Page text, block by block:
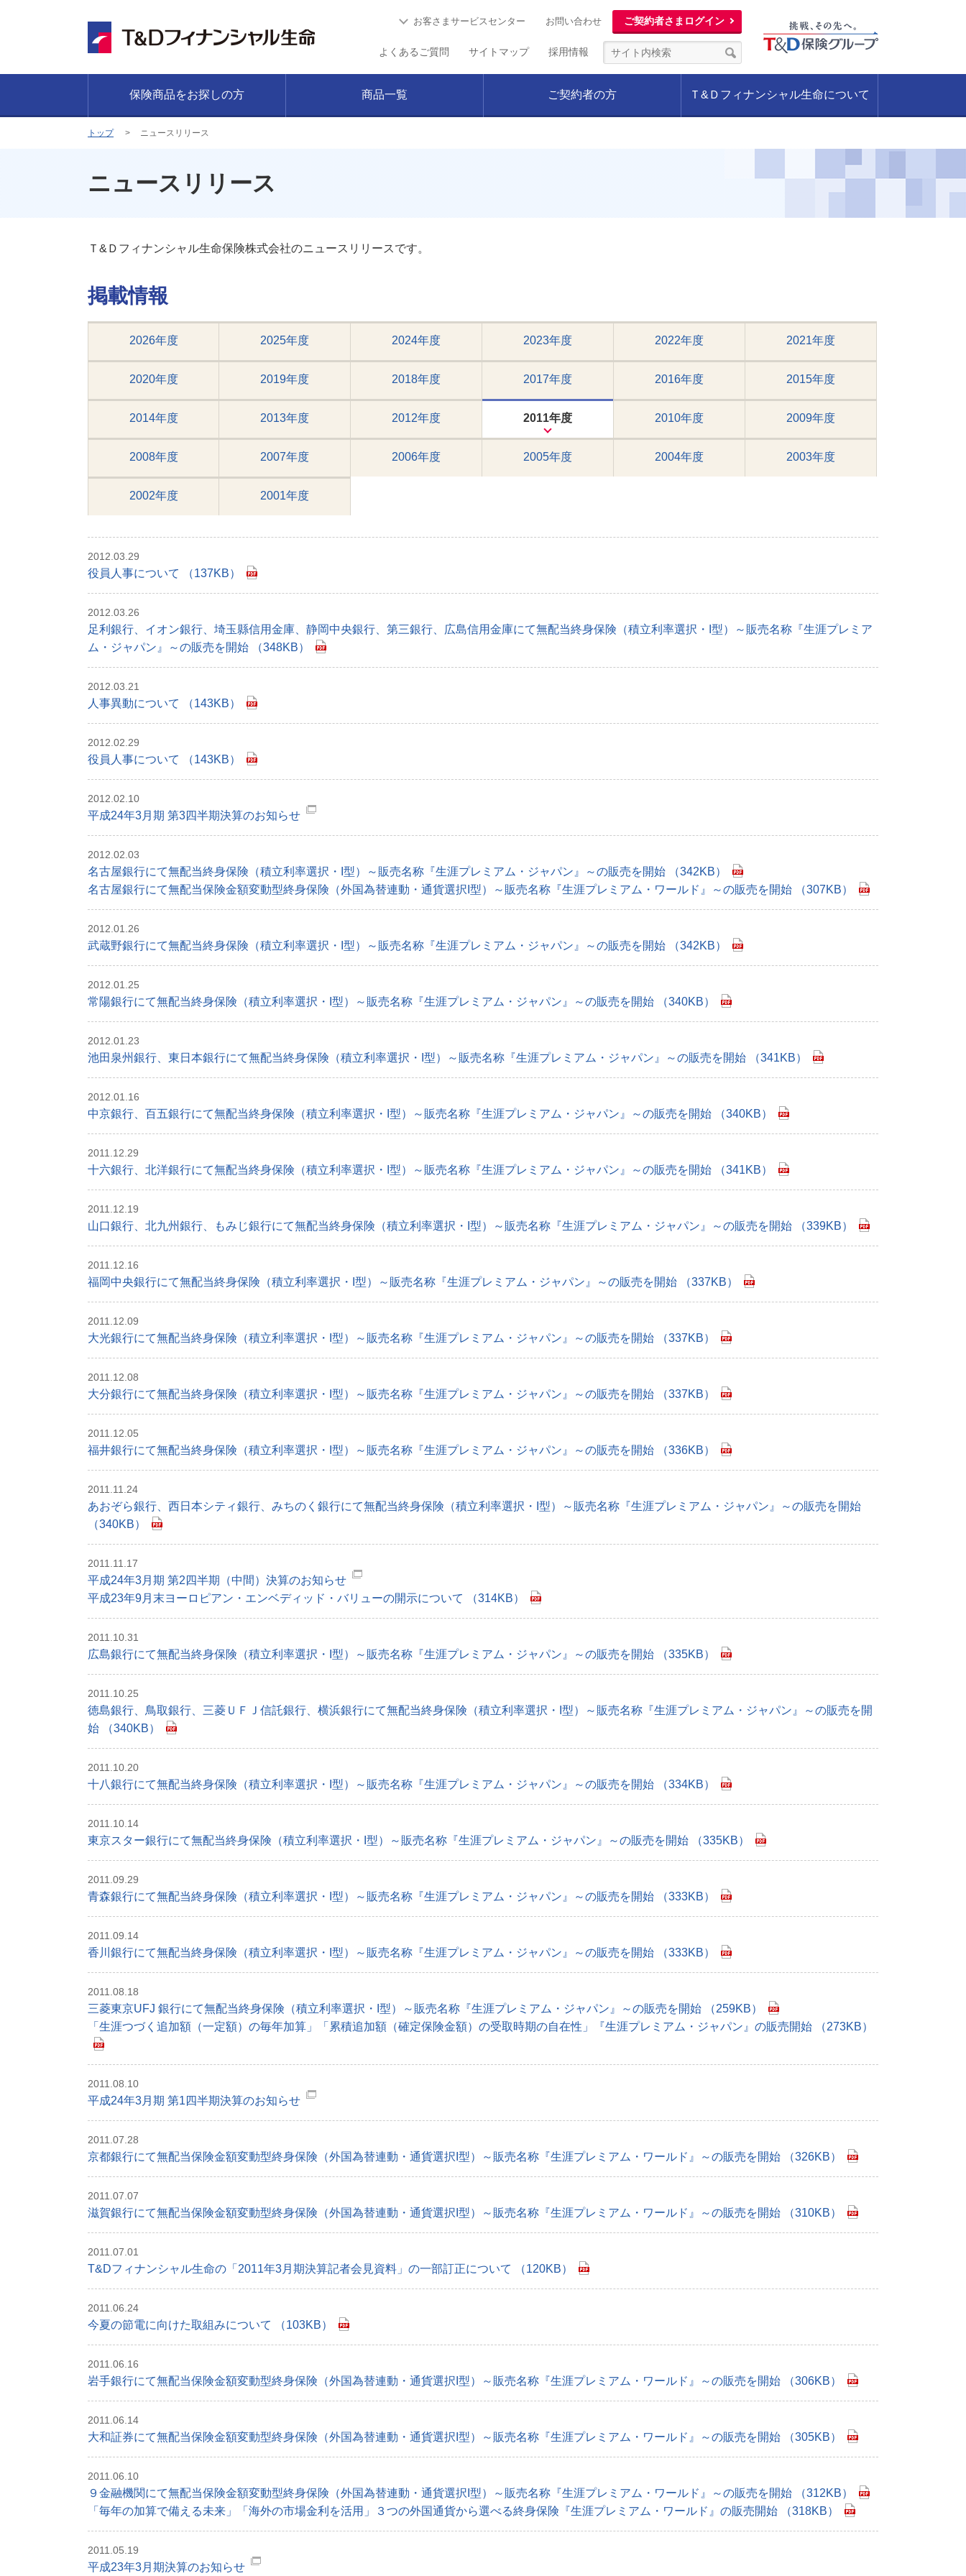
お客さまサービスセンター お問い合わせ ご契約者さまログイン
よくあるご質問 サイトマップ 採用情報
保険商品をお探しの方 商品一覧 ご契約者の方 Ｔ&Ｄフィナンシャル生命について
トップ ニュースリリース
ニュースリリース
Ｔ&Ｄフィナンシャル生命保険株式会社のニュースリリースです。
掲載情報
2026年度 2025年度 2024年度 2023年度 2022年度 2021年度
2020年度 2019年度 2018年度 2017年度 2016年度 2015年度
2014年度 2013年度 2012年度 2011年度 2010年度 2009年度
2008年度 2007年度 2006年度 2005年度 2004年度 2003年度
2002年度 2001年度
2012.03.29
役員人事について （137KB）
2012.03.26
足利銀行、イオン銀行、埼玉縣信用金庫、静岡中央銀行、第三銀行、広島信用金庫にて無配当終身保険（積立利率選択・I型）～販売名称『生涯プレミア
ム・ジャパン』～の販売を開始 （348KB）
2012.03.21
人事異動について （143KB）
2012.02.29
役員人事について （143KB）
2012.02.10
平成24年3月期 第3四半期決算のお知らせ
2012.02.03
名古屋銀行にて無配当終身保険（積立利率選択・I型）～販売名称『生涯プレミアム・ジャパン』～の販売を開始 （342KB）
名古屋銀行にて無配当保険金額変動型終身保険（外国為替連動・通貨選択I型）～販売名称『生涯プレミアム・ワールド』～の販売を開始 （307KB）
2012.01.26
武蔵野銀行にて無配当終身保険（積立利率選択・I型）～販売名称『生涯プレミアム・ジャパン』～の販売を開始 （342KB）
2012.01.25
常陽銀行にて無配当終身保険（積立利率選択・I型）～販売名称『生涯プレミアム・ジャパン』～の販売を開始 （340KB）
2012.01.23
池田泉州銀行、東日本銀行にて無配当終身保険（積立利率選択・I型）～販売名称『生涯プレミアム・ジャパン』～の販売を開始 （341KB）
2012.01.16
中京銀行、百五銀行にて無配当終身保険（積立利率選択・I型）～販売名称『生涯プレミアム・ジャパン』～の販売を開始 （340KB）
2011.12.29
十六銀行、北洋銀行にて無配当終身保険（積立利率選択・I型）～販売名称『生涯プレミアム・ジャパン』～の販売を開始 （341KB）
2011.12.19
山口銀行、北九州銀行、もみじ銀行にて無配当終身保険（積立利率選択・I型）～販売名称『生涯プレミアム・ジャパン』～の販売を開始 （339KB）
2011.12.16
福岡中央銀行にて無配当終身保険（積立利率選択・I型）～販売名称『生涯プレミアム・ジャパン』～の販売を開始 （337KB）
2011.12.09
大光銀行にて無配当終身保険（積立利率選択・I型）～販売名称『生涯プレミアム・ジャパン』～の販売を開始 （337KB）
2011.12.08
大分銀行にて無配当終身保険（積立利率選択・I型）～販売名称『生涯プレミアム・ジャパン』～の販売を開始 （337KB）
2011.12.05
福井銀行にて無配当終身保険（積立利率選択・I型）～販売名称『生涯プレミアム・ジャパン』～の販売を開始 （336KB）
2011.11.24
あおぞら銀行、西日本シティ銀行、みちのく銀行にて無配当終身保険（積立利率選択・I型）～販売名称『生涯プレミアム・ジャパン』～の販売を開始
（340KB）
2011.11.17
平成24年3月期 第2四半期（中間）決算のお知らせ
平成23年9月末ヨーロピアン・エンベディッド・バリューの開示について （314KB）
2011.10.31
広島銀行にて無配当終身保険（積立利率選択・I型）～販売名称『生涯プレミアム・ジャパン』～の販売を開始 （335KB）
2011.10.25
徳島銀行、鳥取銀行、三菱ＵＦＪ信託銀行、横浜銀行にて無配当終身保険（積立利率選択・I型）～販売名称『生涯プレミアム・ジャパン』～の販売を開
始 （340KB）
2011.10.20
十八銀行にて無配当終身保険（積立利率選択・I型）～販売名称『生涯プレミアム・ジャパン』～の販売を開始 （334KB）
2011.10.14
東京スター銀行にて無配当終身保険（積立利率選択・I型）～販売名称『生涯プレミアム・ジャパン』～の販売を開始 （335KB）
2011.09.29
青森銀行にて無配当終身保険（積立利率選択・I型）～販売名称『生涯プレミアム・ジャパン』～の販売を開始 （333KB）
2011.09.14
香川銀行にて無配当終身保険（積立利率選択・I型）～販売名称『生涯プレミアム・ジャパン』～の販売を開始 （333KB）
2011.08.18
三菱東京UFJ 銀行にて無配当終身保険（積立利率選択・I型）～販売名称『生涯プレミアム・ジャパン』～の販売を開始 （259KB）
「生涯つづく追加額（一定額）の毎年加算」「累積追加額（確定保険金額）の受取時期の自在性」『生涯プレミアム・ジャパン』の販売開始 （273KB）
2011.08.10
平成24年3月期 第1四半期決算のお知らせ
2011.07.28
京都銀行にて無配当保険金額変動型終身保険（外国為替連動・通貨選択I型）～販売名称『生涯プレミアム・ワールド』～の販売を開始 （326KB）
2011.07.07
滋賀銀行にて無配当保険金額変動型終身保険（外国為替連動・通貨選択I型）～販売名称『生涯プレミアム・ワールド』～の販売を開始 （310KB）
2011.07.01
T&Dフィナンシャル生命の「2011年3月期決算記者会見資料」の一部訂正について （120KB）
2011.06.24
今夏の節電に向けた取組みについて （103KB）
2011.06.16
岩手銀行にて無配当保険金額変動型終身保険（外国為替連動・通貨選択I型）～販売名称『生涯プレミアム・ワールド』～の販売を開始 （306KB）
2011.06.14
大和証券にて無配当保険金額変動型終身保険（外国為替連動・通貨選択I型）～販売名称『生涯プレミアム・ワールド』～の販売を開始 （305KB）
2011.06.10
９金融機関にて無配当保険金額変動型終身保険（外国為替連動・通貨選択I型）～販売名称『生涯プレミアム・ワールド』～の販売を開始 （312KB）
「毎年の加算で備える未来」「海外の市場金利を活用」３つの外国通貨から選べる終身保険『生涯プレミアム・ワールド』の販売開始 （318KB）
2011.05.19
平成23年3月期決算のお知らせ